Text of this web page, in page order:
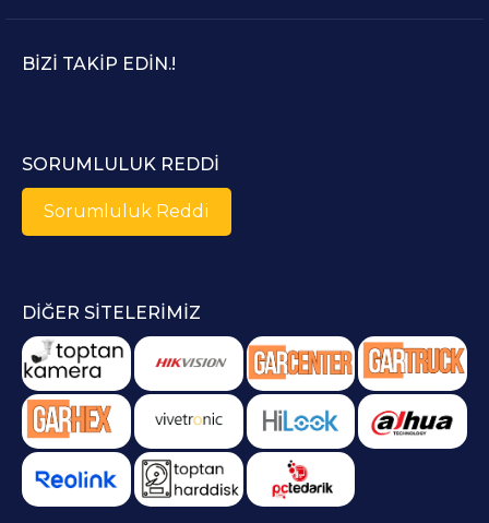
BIZI TAKIP EDIN.!
SORUMLULUK REDDI
Sorumluluk Reddi
DIĞER SITELERIMIZ